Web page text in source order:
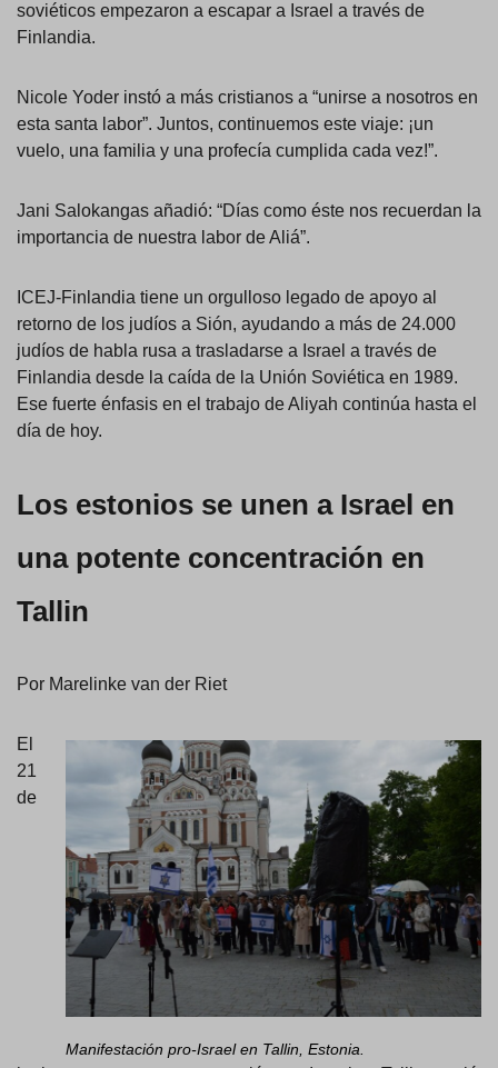
soviéticos empezaron a escapar a Israel a través de
Finlandia.
Nicole Yoder instó a más cristianos a “unirse a nosotros en
esta santa labor”. Juntos, continuemos este viaje: ¡un
vuelo, una familia y una profecía cumplida cada vez!”.
Jani Salokangas añadió: “Días como éste nos recuerdan la
importancia de nuestra labor de Aliá”.
ICEJ-Finlandia tiene un orgulloso legado de apoyo al
retorno de los judíos a Sión, ayudando a más de 24.000
judíos de habla rusa a trasladarse a Israel a través de
Finlandia desde la caída de la Unión Soviética en 1989.
Ese fuerte énfasis en el trabajo de Aliyah continúa hasta el
día de hoy.
Los estonios se unen a Israel en
una potente concentración en
Tallin
Por Marelinke van der Riet
Manifestación pro-Israel en Tallin, Estonia.
El
21
de